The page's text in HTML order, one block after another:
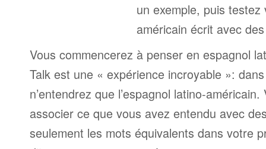
un exemple, puis
américain écrit avec
Vous commencerez à penser en espagnol
Talk est une « expérience incroyable »:
n’entendrez que l’espagnol latino-
associer ce que vous avez entendu avec
seulement les mots équivalents dans votre